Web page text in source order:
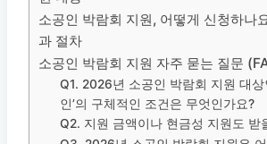
소공인 박람회 지원, 어떻게 신청하나
과 절차
소공인 박람회 지원 자주 묻는 질문
Q1. 2026년 소공인 박람회 지원 대상
인’의 구체적인 조건은 무엇인가요?
Q2. 지원 금액이나 현금성 지원도 받